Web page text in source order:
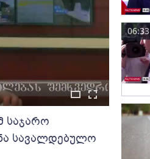
საჯარო
სავალდებულო
06:33